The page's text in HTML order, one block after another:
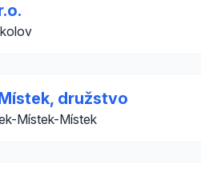
družstvo
Místek-Místek